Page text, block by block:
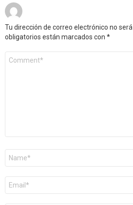
Tu dirección de correo electrónico no será
obligatorios están marcados con *
electrónico
*